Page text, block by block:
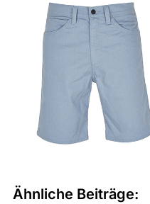
Ähnliche Beiträge: